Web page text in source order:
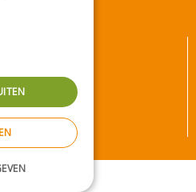
policy
Tuincentrum Overzicht